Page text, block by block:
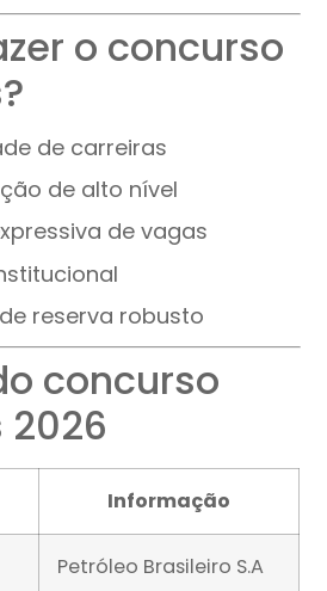
o concurso
de carreiras
de alto nível
de vagas
reserva robusto
concurso
2026
Informação
Petróleo Brasileiro S.A